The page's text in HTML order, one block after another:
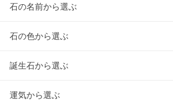
石の名前から選ぶ
石の色から選ぶ
誕生石から選ぶ
運気から選ぶ